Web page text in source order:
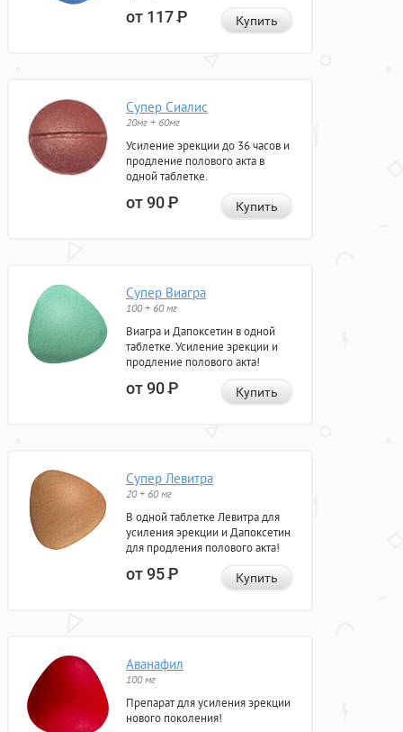
от 117Р Купить
Супер Сиалис
20мг + 60мг
Усиление эрекции до 36 часов и
продление полового акта в
одной таблетке.
от 90Р Купить
Супер Виагра
100 + 60 мг
Виагра и Дапоксетин в одной
таблетке. Усиление эрекции и
продление полового акта!
от 90Р Купить
Супер Левитра
20 + 60 мг
В одной таблетке Левитра для
усиления эрекции и Дапоксетин
для продления полового акта!
от 95Р Купить
Аванафил
100 мг
Препарат для усиления эрекции
нового поколения!